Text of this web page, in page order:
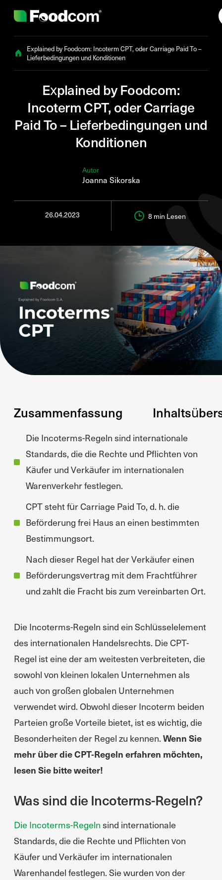
Explained by Foodcom: Incoterm CPT, oder Carriage Paid To –
Lieferbedingungen und Konditionen
Explained by Foodcom:
Incoterm CPT, oder Carriage
Paid To – Lieferbedingungen und
Konditionen
Autor
Joanna Sikorska
26.04.2023 8 min Lesen
Zusammenfassung
Die Incoterms-Regeln sind internationale
Standards, die die Rechte und Pflichten von
Käufer und Verkäufer im internationalen
Warenverkehr festlegen.
CPT steht für Carriage Paid To, d. h. die
Beförderung frei Haus an einen bestimmten
Bestimmungsort.
Nach dieser Regel hat der Verkäufer einen
Beförderungsvertrag mit dem Frachtführer
und zahlt die Fracht bis zum vereinbarten Ort.
Die Incoterms-Regeln sind ein Schlüsselelement
des internationalen Handelsrechts. Die CPT-
Regel ist eine der am weitesten verbreiteten, die
sowohl von kleinen lokalen Unternehmen als
auch von großen globalen Unternehmen
verwendet wird. Obwohl dieser Incoterm beiden
Parteien große Vorteile bietet, ist es wichtig, die
Besonderheiten der Regel zu kennen. Wenn Sie
mehr über die CPT-Regeln erfahren möchten,
lesen Sie bitte weiter!
Was sind die Incoterms-Regeln?
Die Incoterms-Regeln sind internationale
Standards, die die Rechte und Pflichten von
Käufer und Verkäufer im internationalen
Warenhandel festlegen. Sie wurden von der